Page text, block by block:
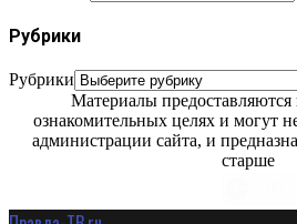
Рубрики
Рубрики
Материалы предоставляются
ознакомительных целях и могут
администрации сайта, и
старше